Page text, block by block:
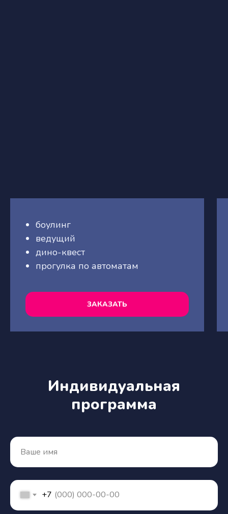
боулинг
ведущий
дино-квест
прогулка по автоматам
ЗАКАЗАТЬ
Индивидуальная
программа
+7